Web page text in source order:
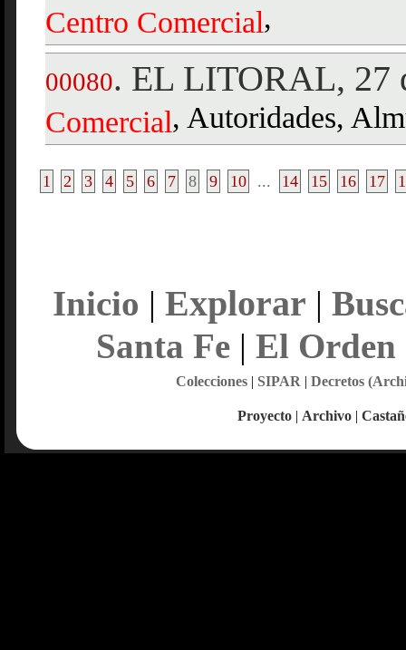
Centro Comercial,
00080. EL LITORAL, 27
Comercial, Autoridades,
1 2 3 4 5 6 7 8 9 10 ... 14 15 16 17
Inicio | Explorar |
Santa Fe| El Orden
Colecciones| SIPAR | Decretos
Proyecto | Archivo |